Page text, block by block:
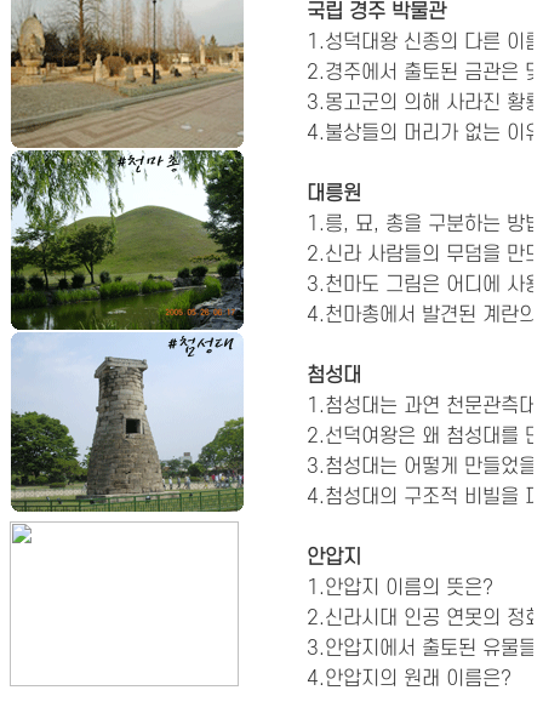
국립 경주 박물관
1.성덕대왕 신종의 다른 이
2.경주에서 출토된 금관은
3.몽고군의 의해 사라진 황
4.불상들의 머리가 없는 이
대릉원
1.릉, 묘, 총을 구분하는 방
2.신라 사람들의 무덤을 만
3.천마도 그림은 어디에 사
4.천마총에서 발견된 계란의
첨성대
1.첨성대는 과연 천문관측대
2.선덕여왕은 왜 첨성대를
3.첨성대는 어떻게 만들었을
4.첨성대의 구조적 비빌을
안압지
1.안압지 이름의 뜻은?
2.신라시대 인공 연못의 정
3.안압지에서 출토된 유물들
4.안압지의 원래 이름은?